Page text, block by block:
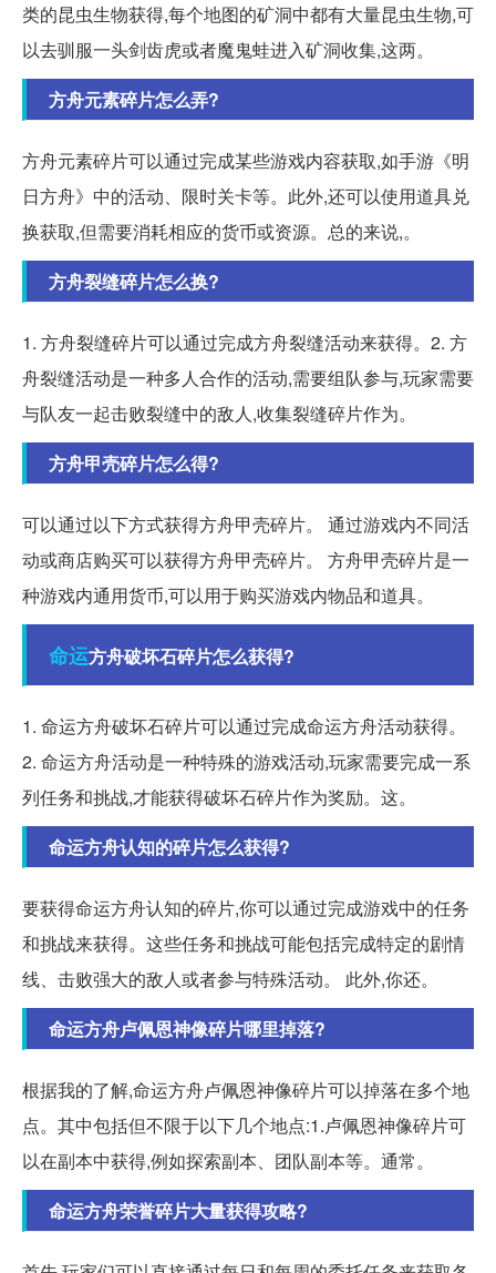
类的昆虫生物获得,每个地图的矿洞中都有大量昆虫生物,可
以去驯服一头剑齿虎或者魔鬼蛙进入矿洞收集,这两。
方舟元素碎片怎么弄?
方舟元素碎片可以通过完成某些游戏内容获取,如手游《明
日方舟》中的活动、限时关卡等。此外,还可以使用道具兑
换获取,但需要消耗相应的货币或资源。总的来说,。
方舟裂缝碎片怎么换?
1. 方舟裂缝碎片可以通过完成方舟裂缝活动来获得。2. 方
舟裂缝活动是一种多人合作的活动,需要组队参与,玩家需要
与队友一起击败裂缝中的敌人,收集裂缝碎片作为。
方舟甲壳碎片怎么得?
可以通过以下方式获得方舟甲壳碎片。 通过游戏内不同活
动或商店购买可以获得方舟甲壳碎片。 方舟甲壳碎片是一
种游戏内通用货币,可以用于购买游戏内物品和道具。
命运方舟破坏石碎片怎么获得?
1. 命运方舟破坏石碎片可以通过完成命运方舟活动获得。
2. 命运方舟活动是一种特殊的游戏活动,玩家需要完成一系
列任务和挑战,才能获得破坏石碎片作为奖励。这。
命运方舟认知的碎片怎么获得?
要获得命运方舟认知的碎片,你可以通过完成游戏中的任务
和挑战来获得。这些任务和挑战可能包括完成特定的剧情
线、击败强大的敌人或者参与特殊活动。 此外,你还。
命运方舟卢佩恩神像碎片哪里掉落?
根据我的了解,命运方舟卢佩恩神像碎片可以掉落在多个地
点。其中包括但不限于以下几个地点:1.卢佩恩神像碎片可
以在副本中获得,例如探索副本、团队副本等。通常。
命运方舟荣誉碎片大量获得攻略?